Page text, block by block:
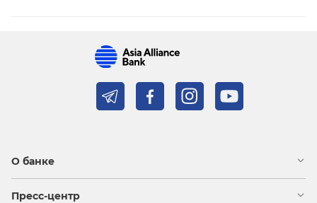
О банке
Пресс-центр